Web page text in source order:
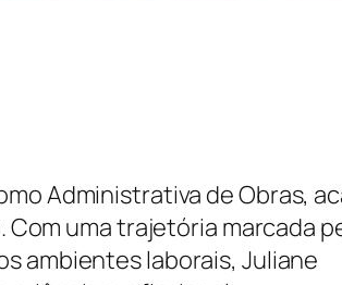
Administrativa de Obras,
Com uma trajetória marcada
ambientes laborais, Juliane